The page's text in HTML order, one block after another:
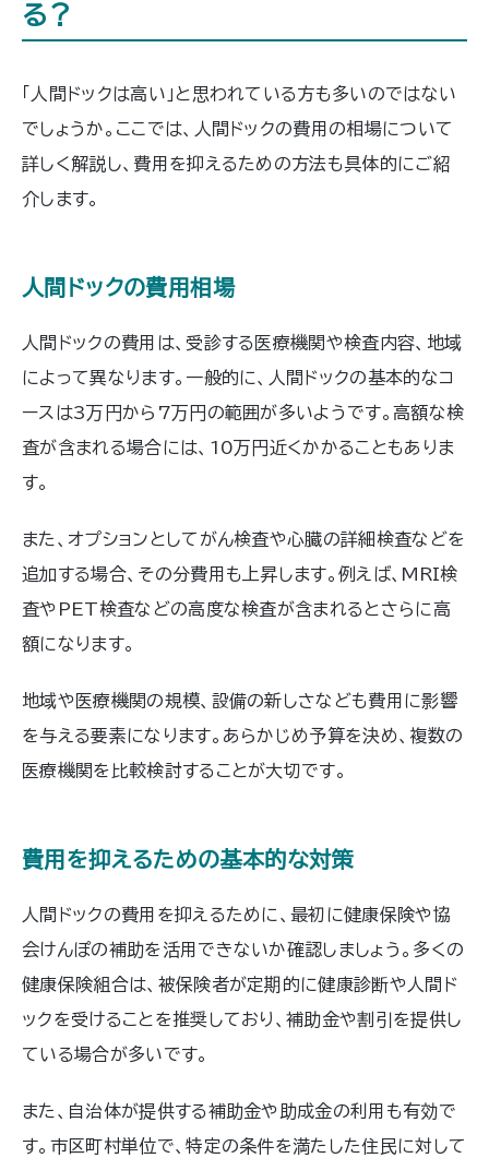
る？
「人間ドックは高い」と思われている方も多いのではない
でしょうか。ここでは、人間ドックの費用の相場について
詳しく解説し、費用を抑えるための方法も具体的にご紹
介します。
人間ドックの費用相場
人間ドックの費用は、受診する医療機関や検査内容、地域
によって異なります。一般的に、人間ドックの基本的なコ
ースは3万円から7万円の範囲が多いようです。高額な検
査が含まれる場合には、10万円近くかかることもありま
す。
また、オプションとしてがん検査や心臓の詳細検査などを
追加する場合、その分費用も上昇します。例えば、MRI検
査やPET検査などの高度な検査が含まれるとさらに高
額になります。
地域や医療機関の規模、設備の新しさなども費用に影響
を与える要素になります。あらかじめ予算を決め、複数の
医療機関を比較検討することが大切です。
費用を抑えるための基本的な対策
人間ドックの費用を抑えるために、最初に健康保険や協
会けんぽの補助を活用できないか確認しましょう。多くの
健康保険組合は、被保険者が定期的に健康診断や人間ド
ックを受けることを推奨しており、補助金や割引を提供し
ている場合が多いです。
また、自治体が提供する補助金や助成金の利用も有効で
す。市区町村単位で、特定の条件を満たした住民に対して